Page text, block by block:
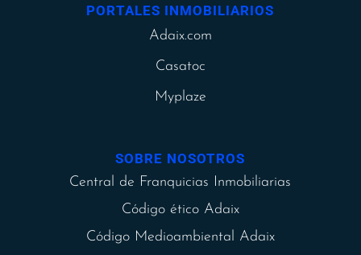
PORTALES INMOBILIARIOS
Adaix.com
Casatoc
Myplaze
SOBRE NOSOTROS
Central de Franquicias Inmobiliarias
Código ético Adaix
Código Medioambiental Adaix